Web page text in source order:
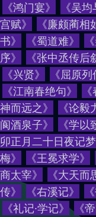
《鸿门宴》 《吴均
宫赋》 《廉颇蔺相
书》 《蜀道难》 《
序》 《张中丞传后
《兴贤》 《屈原列
《江南春绝句》 《
神而远之》 《论毅
阆酒泉子》 《学以
卯正月二十日夜记梦
梅》 《王冕求学》
商太宰》 《大天而
传》 《右溪记》 《
《礼记·学记》 《